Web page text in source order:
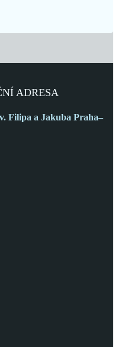
ADRESA
Filipa a Jakuba Praha–